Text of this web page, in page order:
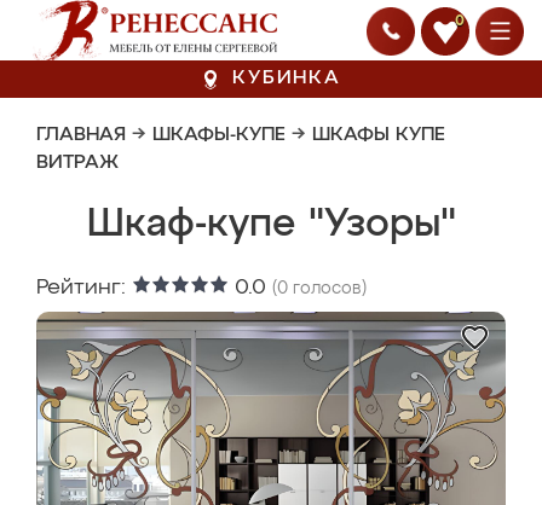
0
КУБИНКА
ГЛАВНАЯ → ШКАФЫ-КУПЕ → ШКАФЫ КУПЕ
ВИТРАЖ
Шкаф-купе "Узоры"
Рейтинг: 0.0 (0 голосов)